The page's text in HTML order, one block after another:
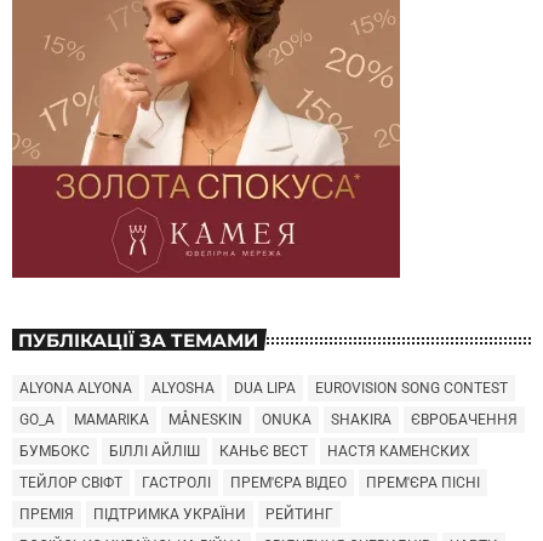
ПУБЛІКАЦІЇ ЗА ТЕМАМИ
ALYONA ALYONA ALYOSHA DUA LIPA
EUROVISION SONG CONTEST
GO_A
MAMARIKA MÅNESKIN ONUKA SHAKIRA
ЄВРОБАЧЕННЯ
БУМБОКС
БІЛЛІ АЙЛІШ КАНЬЄ ВЕСТ
НАСТЯ КАМЕНСКИХ
ТЕЙЛОР СВІФТ
ГАСТРОЛІ ПРЕМ'ЄРА ВІДЕО
ПРЕМ'ЄРА ПІСНІ
ПРЕМІЯ
ПІДТРИМКА УКРАЇНИ
РЕЙТИНГ